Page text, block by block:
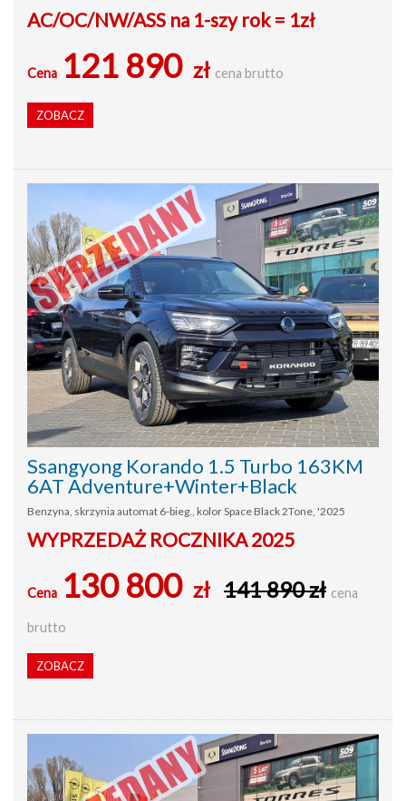
AC/OC/NW/ASS na 1-szy rok = 1zł
Cena 121 890 zł cena brutto
ZOBACZ
Ssangyong Korando 1.5 Turbo 163KM
6AT Adventure+Winter+Black
Benzyna, skrzynia automat 6-bieg., kolor Space Black 2Tone, '2025
WYPRZEDAŻ ROCZNIKA 2025
Cena 130 800 zł 141 890 zł cena
brutto
ZOBACZ